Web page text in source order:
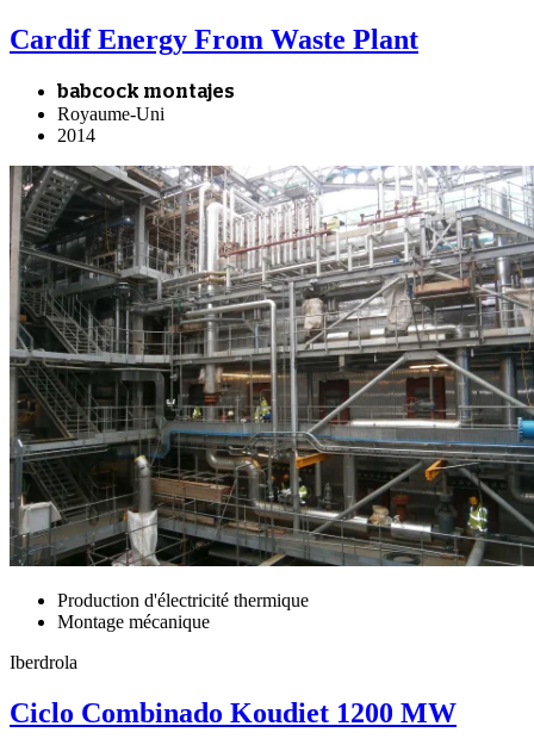
Cardif Energy From Waste Plant
babcock montajes
Royaume-Uni
2014
Production d'électricité thermique
Montage mécanique
Iberdrola
Ciclo Combinado Koudiet 1200 MW